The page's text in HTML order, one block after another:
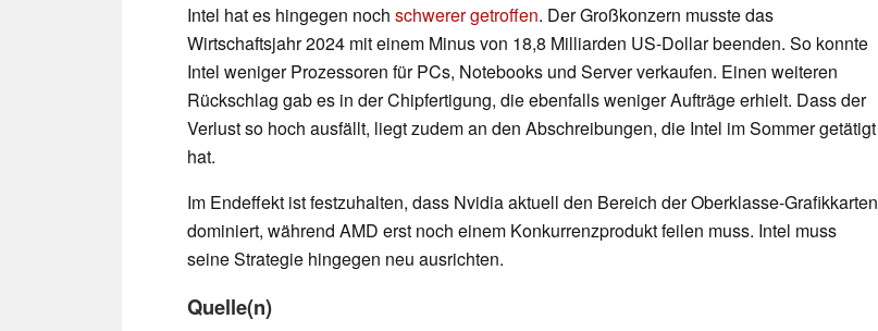
Intel hat es hingegen noch schwerer getroffen. Der Großkonzern musste das
Wirtschaftsjahr 2024 mit einem Minus von 18,8 Milliarden US-Dollar beenden. So konnte
Intel weniger Prozessoren für PCs, Notebooks und Server verkaufen. Einen weiteren
Rückschlag gab es in der Chipfertigung, die ebenfalls weniger Aufträge erhielt. Dass der
Verlust so hoch ausfällt, liegt zudem an den Abschreibungen, die Intel im Sommer getätigt
hat.
Im Endeffekt ist festzuhalten, dass Nvidia aktuell den Bereich der Oberklasse-Grafikkarten
dominiert, während AMD erst noch einem Konkurrenzprodukt feilen muss. Intel muss
seine Strategie hingegen neu ausrichten.
Quelle(n)